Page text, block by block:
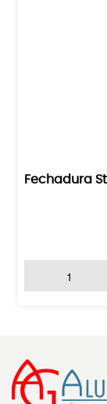
Fechadura